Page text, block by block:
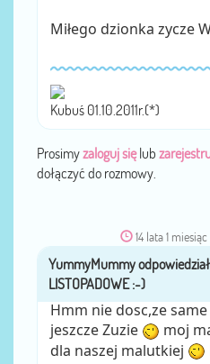
Miłego dzionka zycze
Kubuś 01.10.2011r.(*)
Prosimyzaloguj sięlub
dołączyć do rozmowy.
14 lata 1
przez
Hmm nie dosc,ze
jeszcze Zuzie
moj
dla naszej malutkiej